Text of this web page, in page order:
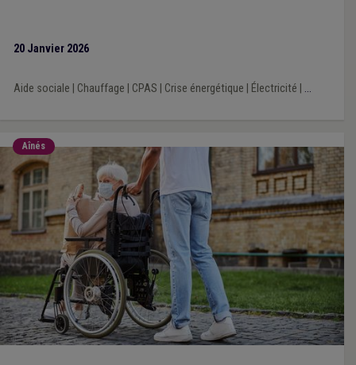
20 Janvier 2026
Aide sociale Chauffage CPAS Crise énergétique Électricité ...
Aînés